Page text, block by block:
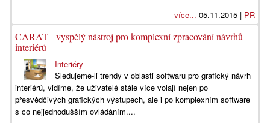
více... 05.11.2015 | PR
CARAT - vyspělý nástroj pro komplexní zpracování návrhů
interiérů
Interiéry
Sledujeme-li trendy v oblasti softwaru pro grafický návrh
interiérů, vidíme, že uživatelé stále více volají nejen po
přesvědčivých grafických výstupech, ale i po komplexním software
s co nejjednodušším ovládáním....